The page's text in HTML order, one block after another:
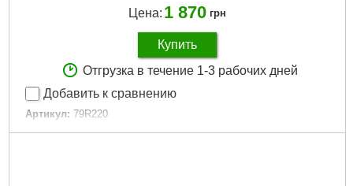
Цена: 1 870 грн
Купить
Отгрузка в течение 1-3 рабочих дней
Добавить к сравнению
Артикул: 79R220
Код товара: 17.30.97